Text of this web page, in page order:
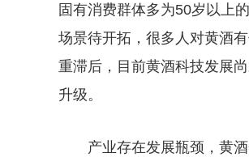
固有消费群体多为50岁以上
场景待开拓，很多人对黄酒
重滞后，目前黄酒科技发展
升级。
产业存在发展瓶颈，黄